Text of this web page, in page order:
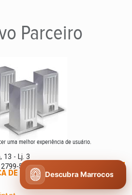
Parceiro
13 - Lj. 3
549
uma melhor experiência de usuário.
DE COOKIES CONCORDO
Descubra Marrocos